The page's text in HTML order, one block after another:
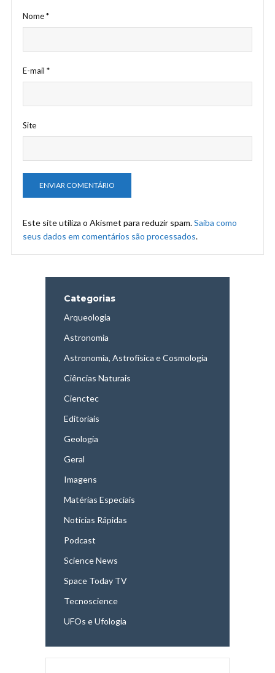
Nome*
E-mail *
Site
Este site utiliza o Akismet para reduzir spam.Saiba como
seus dados em comentários são processados.
Categorias
Arqueologia
Astronomia
Astronomia, Astrofísica e Cosmologia
Ciências Naturais
Cienctec
Editoriais
Geologia
Geral
Imagens
Matérias Especiais
Notícias Rápidas
Podcast
Science News
Space Today TV
Tecnoscience
UFOs e Ufologia